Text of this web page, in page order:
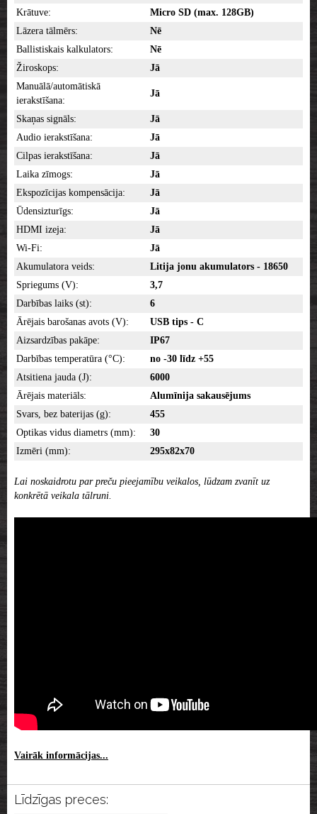
Krātuve: Micro SD (max. 128GB)
Lāzera tālmērs:
Nē
Ballistiskais kalkulators:
Nē
Žiroskops:
Jā
Manuālā/automātiskā
ierakstīšana:
Jā
Skaņas signāls:
Jā
Audio ierakstīšana:
Jā
Cilpas ierakstīšana:
Jā
Laika zīmogs:
Jā
Ekspozīcijas kompensācija:
Jā
Ūdensizturīgs:
Jā
HDMI izeja:
Jā
Wi-Fi:
Jā
Akumulatora veids:
Litija jonu akumulators - 18650
Spriegums (V):
3,7
Darbības laiks (st):
6
Ārējais barošanas avots (V):
USB tips - C
Aizsardzības pakāpe:
IP67
Darbības temperatūra (°C):
no -30 līdz +55
Atsitiena jauda (J):
6000
Ārējais materiāls:
Alumīnija sakausējums
Svars, bez baterijas (g):
455
Optikas vidus diametrs (mm):
30
Izmēri (mm):
295x82x70
Lai noskaidrotu par preču pieejamību veikalos, lūdzam zvanīt uz
konkrētā veikala tālruni.
Vairāk informācijas...
Līdzīgas preces: